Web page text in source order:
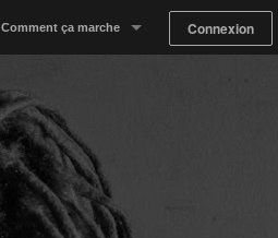
Comment ça marche
Proposer un espace
Trouver un espace
Connexion